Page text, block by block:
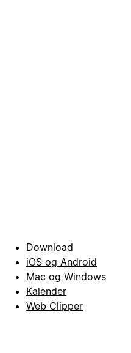
Download
iOS og Android
Mac og Windows
Kalender
Web Clipper